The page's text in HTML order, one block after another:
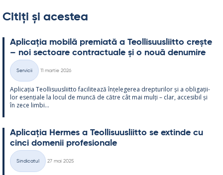
Citiți și acestea
Aplicația mo­bilă pre­miată a Teol­li­suus­liitto crește
– noi sec­toare cont­rac­tuale și o nouă de­nu­mire
Categorii
Servicii
11 martie 2026
Aplicația Teol­li­suus­liitto faci­li­tează înțe­le­ge­rea drep­tu­ri­lor și a obli­gații­
lor esențiale la locul de muncă de către cât mai mulți – clar, acce­si­bil și
în zece limbi...
Aplicația Her­mes a Teol­li­suus­liitto se ex­tinde cu
cinci do­me­nii pro­fe­sio­nale
Categorii
Sindicatul
27 mai 2025